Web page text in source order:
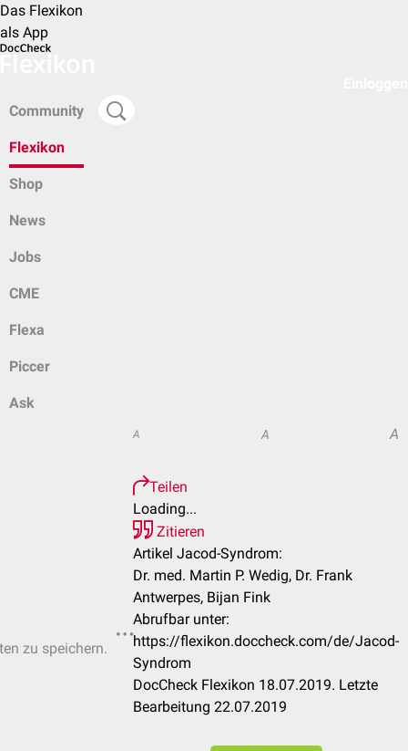
Das Flexikon
als App
Community
Flexikon
Shop
News
Jobs
CME
Flexa
Piccer
Ask
zu speichern.
A A A
Teilen
Loading...
Zitieren
Artikel Jacod-Syndrom:
Dr. med. Martin P. Wedig, Dr. Frank
Antwerpes, Bijan Fink
Abrufbar unter:
https://flexikon.doccheck.com/de/Jacod-
Syndrom
DocCheck Flexikon 18.07.2019. Letzte
Bearbeitung 22.07.2019